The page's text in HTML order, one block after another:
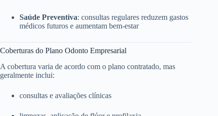
Saúde Preventiva: consultas regulares reduzem gastos
médicos futuros e aumentam bem-estar
Coberturas do Plano Odonto Empresarial
A cobertura varia de acordo com o plano contratado, mas
geralmente inclui:
consultas e avaliações clínicas